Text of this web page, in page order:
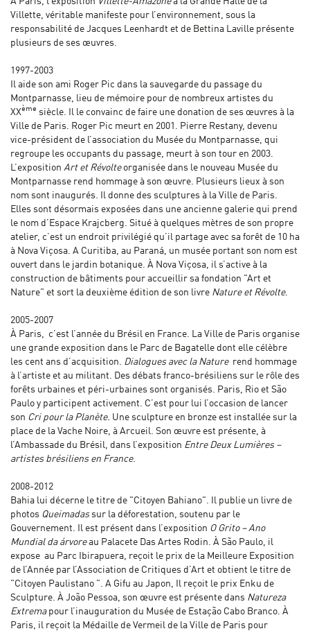
Villette, véritable manifeste pour l’environnement, sous la
responsabilité de Jacques Leenhardt et de Bettina Laville présente
plusieurs de ses œuvres.
1997-2003
Il aide son ami Roger Pic dans la sauvegarde du passage du
Montparnasse, lieu de mémoire pour de nombreux artistes du
XXème siècle. Il le convainc de faire une donation de ses œuvres à la
Ville de Paris. Roger Pic meurt en 2001. Pierre Restany, devenu
vice-président de l’association du Musée du Montparnasse, qui
regroupe les occupants du passage, meurt à son tour en 2003.
L’exposition Art et Révolteorganisée dans le nouveau Musée du
Montparnasse rend hommage à son œuvre. Plusieurs lieux à son
nom sont inaugurés. Il donne des sculptures à la Ville de Paris.
Elles sont désormais exposées dans une ancienne galerie qui prend
le nom d’Espace Krajcberg. Situé à quelques mètres de son propre
atelier, c’est un endroit privilégié qu’il partage avec sa forêt de 10 ha
à Nova Viçosa. A Curitiba, au Paraná, un musée portant son nom est
ouvert dans le jardin botanique. À Nova Viçosa, il s’active à la
construction de bâtiments pour accueillir sa fondation "Art et
Nature" et sort la deuxième édition de son livre Nature et Révolte.
2005-2007
À Paris, c’est l’année du Brésil en France. La Ville de Paris organise
une grande exposition dans le Parc de Bagatelle dont elle célèbre
les cent ans d’acquisition. Dialogues avec la Nature rend hommage
à l’artiste et au militant. Des débats franco-brésiliens sur le rôle des
forêts urbaines et péri-urbaines sont organisés. Paris, Rio et São
Paulo y participent activement. C’est pour lui l’occasion de lancer
son Cri pour la Planète. Une sculpture en bronze est installée sur la
place de la Vache Noire, à Arcueil. Son œuvre est présente, à
l’Ambassade du Brésil, dans l’exposition Entre Deux Lumières –
artistes brésiliens en France.
2008-2012
Bahia lui décerne le titre de "Citoyen Bahiano". Il publie un livre de
photos Queimadassur la déforestation, soutenu par le
Gouvernement. Il est présent dans l’exposition O Grito – Ano
Mundial da árvoreau Palacete Das Artes Rodin. À São Paulo, il
expose au Parc Ibirapuera, reçoit le prix de la Meilleure Exposition
de l’Année par l’Association de Critiques d’Art et obtient le titre de
"Citoyen Paulistano ". A Gifu au Japon, Il reçoit le prix Enku de
Sculpture. À João Pessoa, son œuvre est présente dans Natureza
Extremapour l’inauguration du Musée de Estação Cabo Branco. À
Paris, il reçoit la Médaille de Vermeil de la Ville de Paris pour